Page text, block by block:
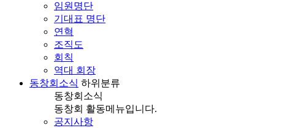
임원명단
기대표 명단
연혁
조직도
회칙
역대 회장
동창회소식 하위분류
동창회소식
동창회 활동메뉴입니다.
공지사항